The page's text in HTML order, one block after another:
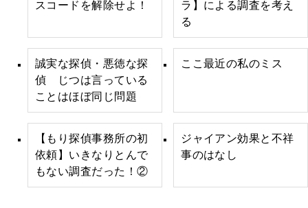
スコードを解除せよ！
ラ】による調査を考え
る
誠実な探偵・悪徳な探
偵 じつは言っている
ことはほぼ同じ問題
ここ最近の私のミス
【もり探偵事務所の初
依頼】いきなりとんで
もない調査だった！②
ジャイアン効果と不祥
事のはなし